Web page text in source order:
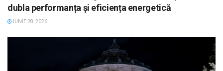
dubla performanța și eficiența energetică
IUNIE 28, 2026